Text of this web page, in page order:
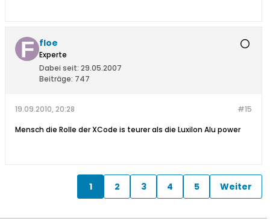
floe
Experte
Dabei seit: 29.05.2007
Beiträge: 747
#15
19.09.2010, 20:28
Mensch die Rolle der XCode is teurer als die Luxilon Alu power
1 2 3 4 5 Weiter